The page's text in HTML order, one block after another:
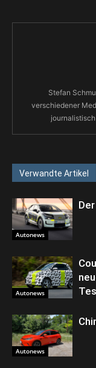
Stefan
verschiedener
Verwandte Artikel
Autonews
Autonews
Autonews